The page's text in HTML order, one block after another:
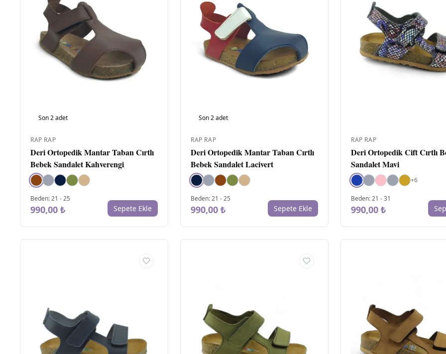
Son2adet
RAP RAP
Deri Ortopedik Mantar Taban Cırtlı
Bebek Sandalet Kahverengi
Beden:21 -25
990,00 ₺ Sepete Ekle
Son2adet
RAP RAP
Deri Ortopedik Mantar Taban Cırtlı
Bebek Sandalet Lacivert
Beden:21 -25
990,00 ₺ Sepete Ekle
RAP RAP
Deri Ortopedik Cift Cırtlı
Sandalet Mavi
+6
Beden:21 -31
990,00 ₺